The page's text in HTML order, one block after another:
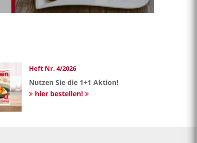
Heft Nr. 4/2026
Nutzen Sie die 1+1 Aktion!
hier bestellen!